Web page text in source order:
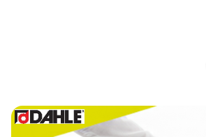
Philips
Premijer